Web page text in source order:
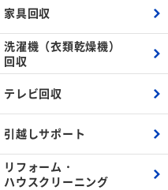
家具回収
洗濯機（衣類乾燥機）
回収
テレビ回収
引越しサポート
リフォーム・
ハウスクリーニング